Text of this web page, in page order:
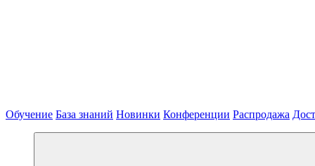
Обучение База знаний Новинки Конференции Распродажа